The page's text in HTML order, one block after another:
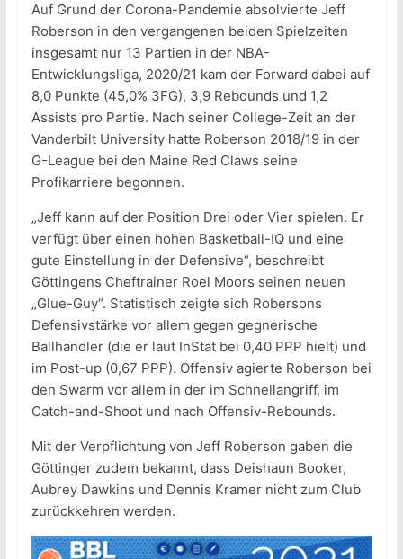
Auf Grund der Corona-Pandemie absolvierte Jeff
Roberson in den vergangenen beiden Spielzeiten
insgesamt nur 13 Partien in der NBA-
Entwicklungsliga, 2020/21 kam der Forward dabei auf
8,0 Punkte (45,0% 3FG), 3,9 Rebounds und 1,2
Assists pro Partie. Nach seiner College-Zeit an der
Vanderbilt University hatte Roberson 2018/19 in der
G-League bei den Maine Red Claws seine
Profikarriere begonnen.
„Jeff kann auf der Position Drei oder Vier spielen. Er
verfügt über einen hohen Basketball-IQ und eine
gute Einstellung in der Defensive“, beschreibt
Göttingens Cheftrainer Roel Moors seinen neuen
„Glue-Guy“. Statistisch zeigte sich Robersons
Defensivstärke vor allem gegen gegnerische
Ballhandler (die er laut InStat bei 0,40 PPP hielt) und
im Post-up (0,67 PPP). Offensiv agierte Roberson bei
den Swarm vor allem in der im Schnellangriff, im
Catch-and-Shoot und nach Offensiv-Rebounds.
Mit der Verpflichtung von Jeff Roberson gaben die
Göttinger zudem bekannt, dass Deishaun Booker,
Aubrey Dawkins und Dennis Kramer nicht zum Club
zurückkehren werden.